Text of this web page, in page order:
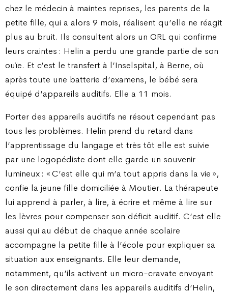
chez le médecin à maintes reprises, les parents de la
petite fille, qui a alors 9 mois, réalisent qu’elle ne réagit
plus au bruit. Ils consultent alors un ORL qui confirme
leurs craintes : Helin a perdu une grande partie de son
ouïe. Et c’est le transfert à l’Inselspital, à Berne, où
après toute une batterie d’examens, le bébé sera
équipé d’appareils auditifs. Elle a 11 mois.
Porter des appareils auditifs ne résout cependant pas
tous les problèmes. Helin prend du retard dans
l’apprentissage du langage et très tôt elle est suivie
par une logopédiste dont elle garde un souvenir
lumineux : « C’est elle qui m’a tout appris dans la vie »,
confie la jeune fille domiciliée à Moutier. La thérapeute
lui apprend à parler, à lire, à écrire et même à lire sur
les lèvres pour compenser son déficit auditif. C’est elle
aussi qui au début de chaque année scolaire
accompagne la petite fille à l’école pour expliquer sa
situation aux enseignants. Elle leur demande,
notamment, qu’ils activent un micro-cravate envoyant
le son directement dans les appareils auditifs d’Helin,